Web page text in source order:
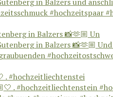
in Balzers 📸🫶🏼 Un
. #hochzeitliechtenstei